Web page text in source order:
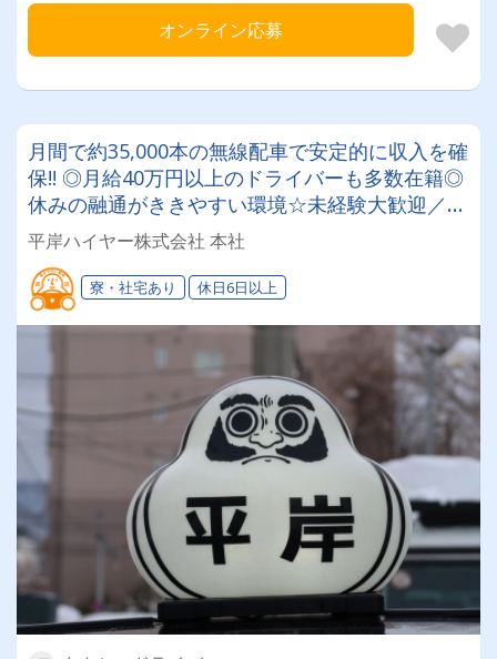
オンライン応募
月間で約35,000本の無線配車で安定的に収入を確
保!! ◎月給40万円以上のドライバーも多数在籍◎
休みの融通がききやすい環境☆未経験大歓迎／札
幌市平岸エリアで愛される人気のタクシー会社！
平岸ハイヤー株式会社 本社
寮・社宅あり 休日6日以上